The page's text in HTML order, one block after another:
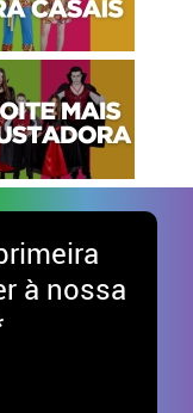
à nossa